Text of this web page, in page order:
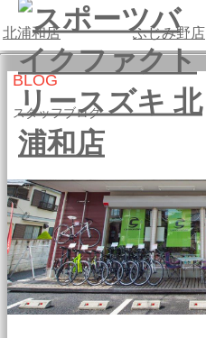
北浦和店 ふじみ野店
BLOG
スタッフブログ
HOME
SHOP
SERVICE
STAFF
NEWS